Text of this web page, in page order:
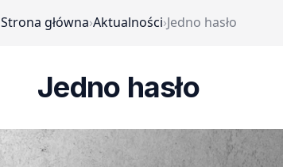
Strona główna›Aktualności›Jedno hasło
Jedno hasło